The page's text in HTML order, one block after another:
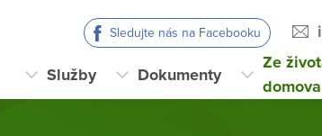
Sledujte nás na Facebooku
Služby Dokumenty
Ze
domova